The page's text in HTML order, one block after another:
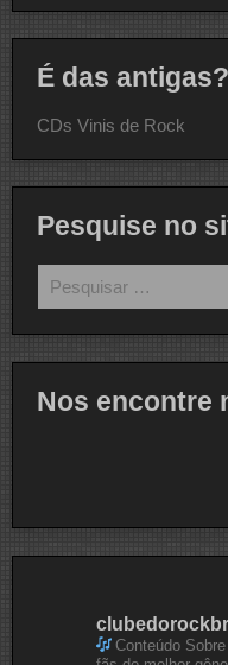
É das
CDs Vinis de Rock
Pesquise no
por:
Nos encontre
Conteúdo